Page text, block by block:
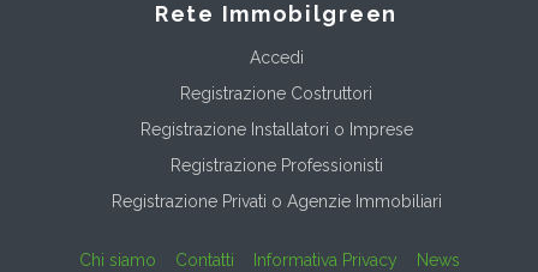
Rete Immobilgreen
Accedi
Registrazione Costruttori
Registrazione Installatori o Imprese
Registrazione Professionisti
Registrazione Privati o Agenzie Immobiliari
Chi siamo Contatti Informativa Privacy News